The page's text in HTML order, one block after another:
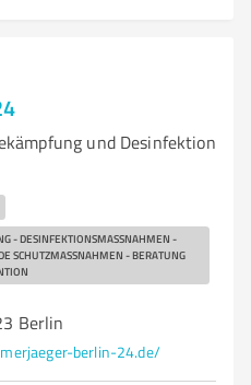
und Desinfektion
- DESINFEKTIONSMASSNAHMEN - N
- BERATUNG UN
Berlin
berlin-24.de/